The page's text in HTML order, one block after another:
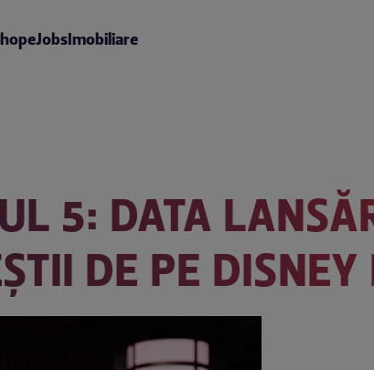
eJobsImobiliare
5: DATA
DE PE DISNEY